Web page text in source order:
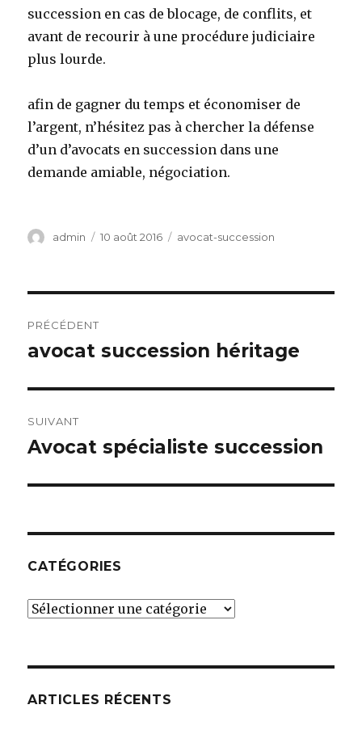
succession en cas de blocage, de conflits, et
avant de recourir à une procédure judiciaire
plus lourde.
afin de gagner du temps et économiser de
l’argent, n’hésitez pas à chercher la défense
d’un d’avocats en succession dans une
demande amiable, négociation.
Auteur
admin
Publié
10 août 2016 Catégories
avocat-succession
de
PRÉCÉDENT
Article
avocat succession héritage
SUIVANT
Article
Avocat spécialiste succession
CATÉGORIES
Catégories
ARTICLES RÉCENTS